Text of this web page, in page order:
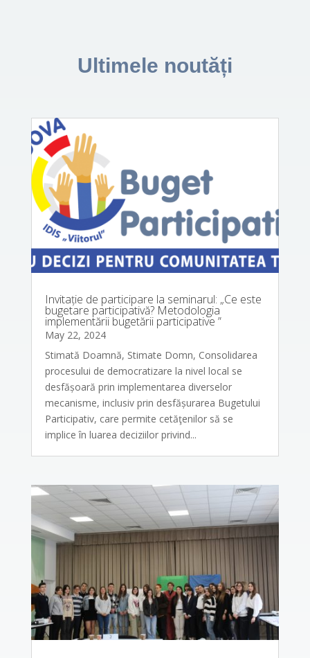
Ultimele noutăți
Invitație de participare la seminarul: „Ce este
bugetare participativă? Metodologia
implementării bugetării participative ”
May 22, 2024
Stimată Doamnă, Stimate Domn, Consolidarea
procesului de democratizare la nivel local se
desfășoară prin implementarea diverselor
mecanisme, inclusiv prin desfășurarea Bugetului
Participativ, care permite cetăţenilor să se
implice în luarea deciziilor privind...